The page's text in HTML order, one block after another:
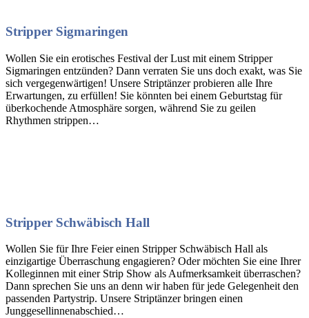
Stripper Sigmaringen
Wollen Sie ein erotisches Festival der Lust mit einem Stripper
Sigmaringen entzünden? Dann verraten Sie uns doch exakt, was Sie
sich vergegenwärtigen! Unsere Striptänzer probieren alle Ihre
Erwartungen, zu erfüllen! Sie könnten bei einem Geburtstag für
überkochende Atmosphäre sorgen, während Sie zu geilen
Rhythmen strippen…
Stripper Schwäbisch Hall
Wollen Sie für Ihre Feier einen Stripper Schwäbisch Hall als
einzigartige Überraschung engagieren? Oder möchten Sie eine Ihrer
Kolleginnen mit einer Strip Show als Aufmerksamkeit überraschen?
Dann sprechen Sie uns an denn wir haben für jede Gelegenheit den
passenden Partystrip. Unsere Striptänzer bringen einen
Junggesellinnenabschied…